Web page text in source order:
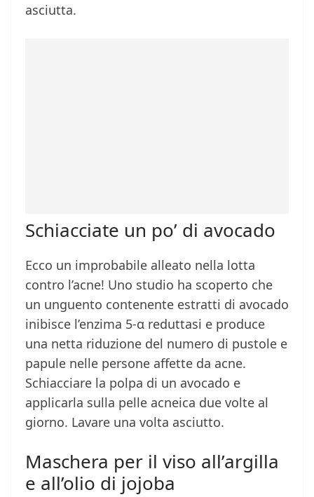
asciutta.
Schiacciate un po’ di avocado
Ecco un improbabile alleato nella lotta
contro l’acne! Uno studio ha scoperto che
un unguento contenente estratti di avocado
inibisce l’enzima 5-α reduttasi e produce
una netta riduzione del numero di pustole e
papule nelle persone affette da acne.
Schiacciare la polpa di un avocado e
applicarla sulla pelle acneica due volte al
giorno. Lavare una volta asciutto.
Maschera per il viso all’argilla
e all’olio di jojoba